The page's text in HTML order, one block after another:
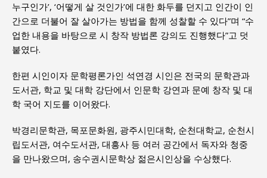
누구인가’, ‘어떻게 살 것인가’에 대한 화두를 던지고 인간이 인
간으로 더불어 잘 살아가는 방법을 함께 성찰할 수 있다”며 “수
업한 내용을 바탕으로 시 창작 방법론 강의도 진행했다”고 덧
붙였다.
한편 시인이자 문학평론가인 석연경 시인은 전국의 문학관과
도서관, 학교 및 대학 강단에서 인문학 강연과 문예 창작 및 대
학 국어 지도를 이어왔다.
박경리문학관, 목포문화원, 광주시민대학, 순천대학교, 순천시
립도서관, 여수도서관, 대흥사 등 여러 공간에서 독자와 청중
을 만나왔으며, 송수권시문학상 젊은시인상을 수상했다.